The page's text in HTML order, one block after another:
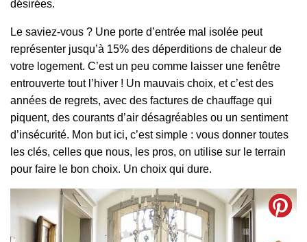
désirées.
Le saviez-vous ? Une porte d’entrée mal isolée peut
représenter jusqu’à 15% des déperditions de chaleur de
votre logement. C’est un peu comme laisser une fenêtre
entrouverte tout l’hiver ! Un mauvais choix, et c’est des
années de regrets, avec des factures de chauffage qui
piquent, des courants d’air désagréables ou un sentiment
d’insécurité. Mon but ici, c’est simple : vous donner toutes
les clés, celles que nous, les pros, on utilise sur le terrain
pour faire le bon choix. Un choix qui dure.